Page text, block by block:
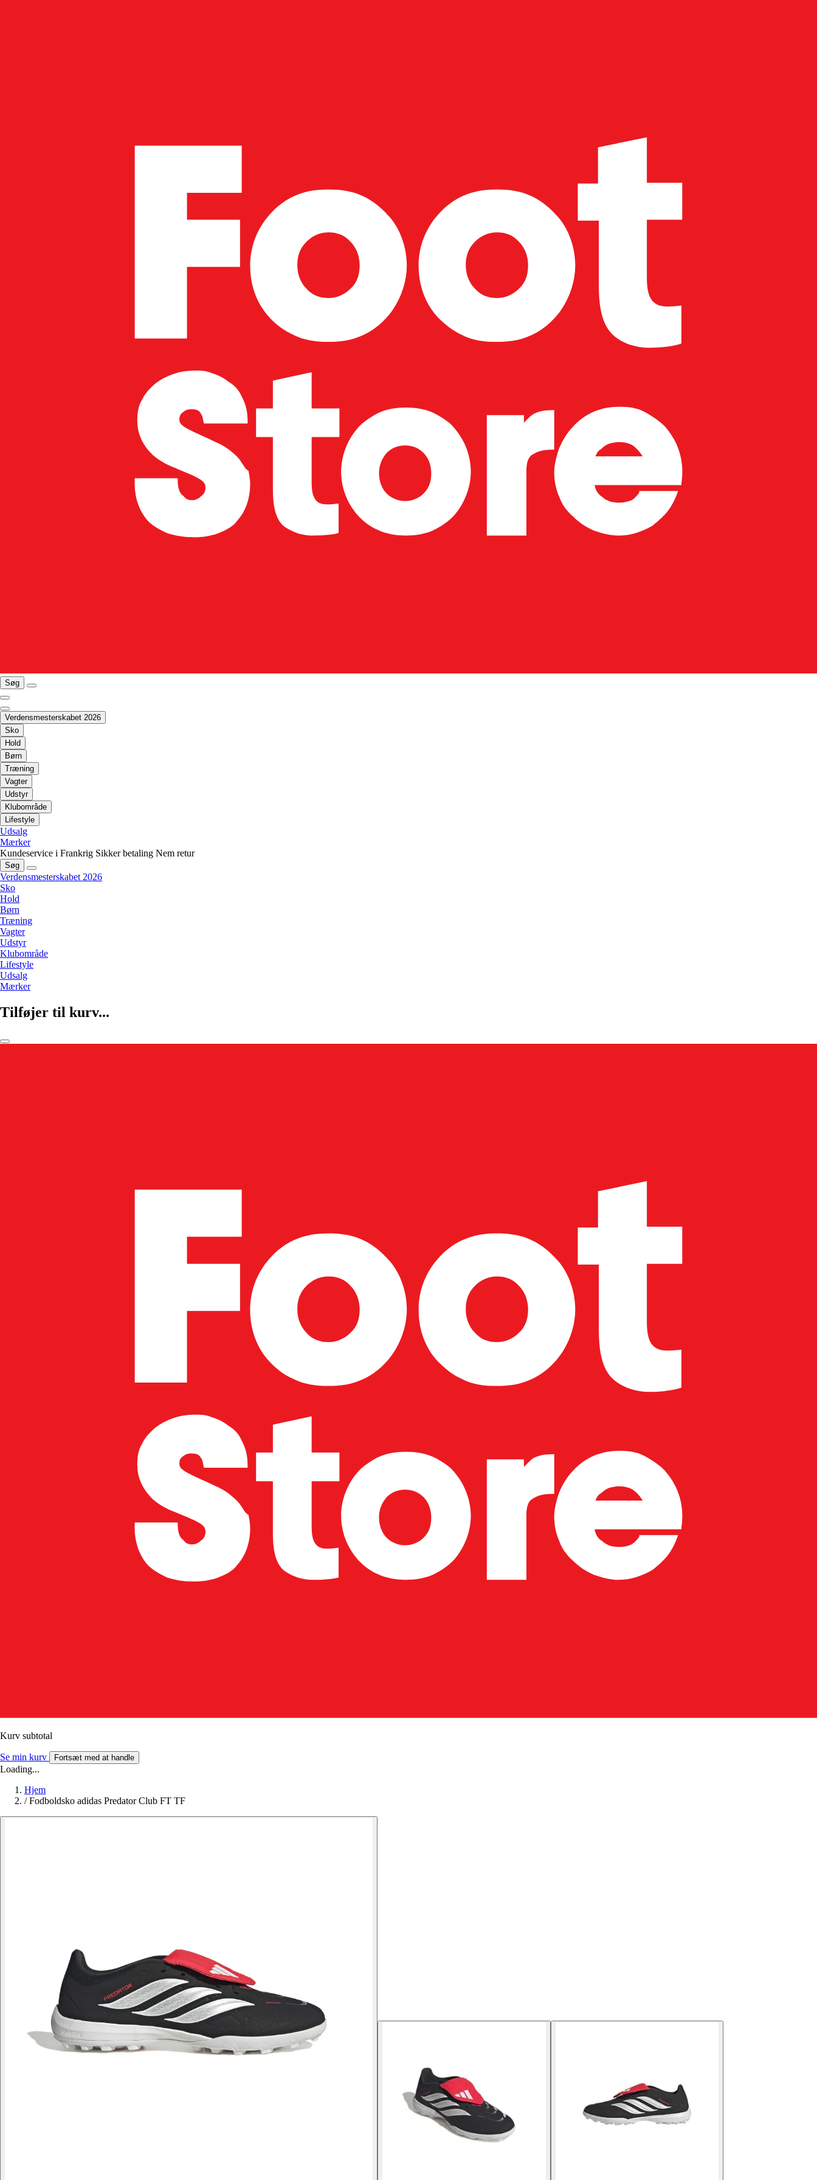
Søg
Verdensmesterskabet 2026
Sko
Hold
Børn
Træning
Vagter
Udstyr
Klubområde
Lifestyle
Udsalg
Mærker
Kundeservice i Frankrig Sikker betaling Nem retur
Søg
Verdensmesterskabet 2026
Sko
Hold
Børn
Træning
Vagter
Udstyr
Klubområde
Lifestyle
Udsalg
Mærker
Tilføjer til kurv...
Kurv subtotal
Se min kurv Fortsæt med at handle
Loading...
Hjem
/ Fodboldsko adidas Predator Club FT TF